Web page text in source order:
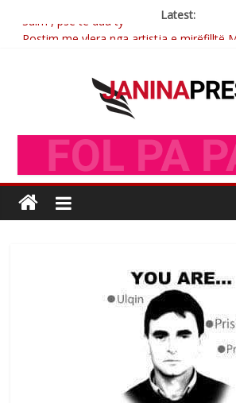
Latest:
Postim me vlera nga artistja e mirëfilltë
Brahim Çekaj njē veprimtar i respektuar i